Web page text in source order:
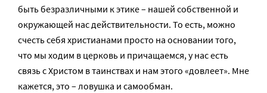
быть безразличными к этике – нашей собственной и
окружающей нас действительности. То есть, можно
счесть себя христианами просто на основании того,
что мы ходим в церковь и причащаемся, у нас есть
связь с Христом в таинствах и нам этого «довлеет». Мне
кажется, это – ловушка и самообман.